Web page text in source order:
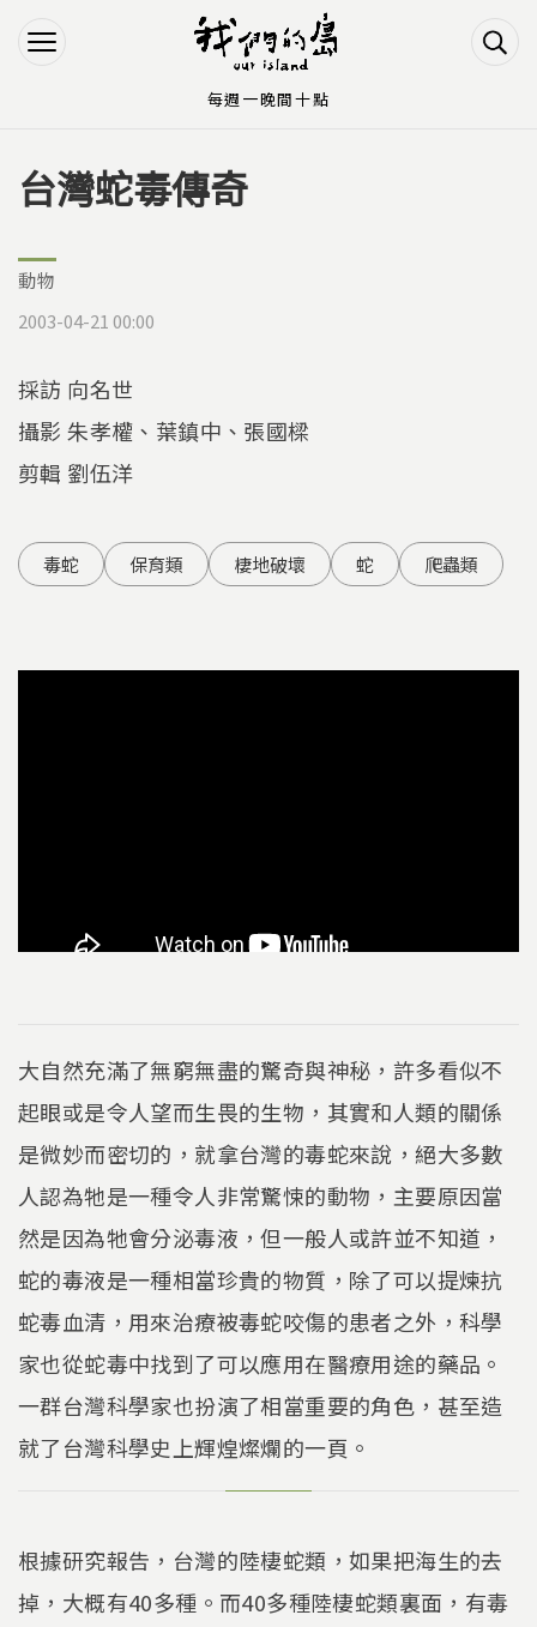
Jump to Navigation
Jump to Main content
您在這裡
台灣蛇毒傳奇
動物
2003-04-21 00:00
採訪 向名世
攝影 朱孝權、葉鎮中、張國樑
剪輯 劉伍洋
毒蛇 保育類 棲地破壞 蛇 爬蟲類
大自然充滿了無窮無盡的驚奇與神秘，許多看似不
起眼或是令人望而生畏的生物，其實和人類的關係
是微妙而密切的，就拿台灣的毒蛇來說，絕大多數
人認為牠是一種令人非常驚悚的動物，主要原因當
然是因為牠會分泌毒液，但一般人或許並不知道，
蛇的毒液是一種相當珍貴的物質，除了可以提煉抗
蛇毒血清，用來治療被毒蛇咬傷的患者之外，科學
家也從蛇毒中找到了可以應用在醫療用途的藥品。
一群台灣科學家也扮演了相當重要的角色，甚至造
就了台灣科學史上輝煌燦爛的一頁。
根據研究報告，台灣的陸棲蛇類，如果把海生的去
掉，大概有40多種。而40多種陸棲蛇類裏面，有毒
每週一晚間十點